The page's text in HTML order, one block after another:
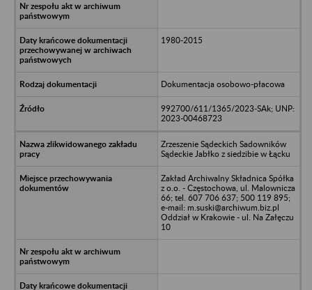
1980-2015
Dokumentacja osobowo-płacowa
992700/611/1365/2023-SAk; UNP:
2023-00468723
Zrzeszenie Sądeckich Sadowników
Sądeckie Jabłko z siedzibie w Łącku
Zakład Archiwalny Składnica Spółka
z o.o. - Częstochowa, ul. Malownicza
66; tel. 607 706 637; 500 119 895;
e-mail: m.suski@archiwum.biz.pl
Oddział w Krakowie - ul. Na Załęczu
10